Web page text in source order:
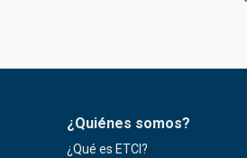
¿Quiénes somos?
¿Qué es ETCI?